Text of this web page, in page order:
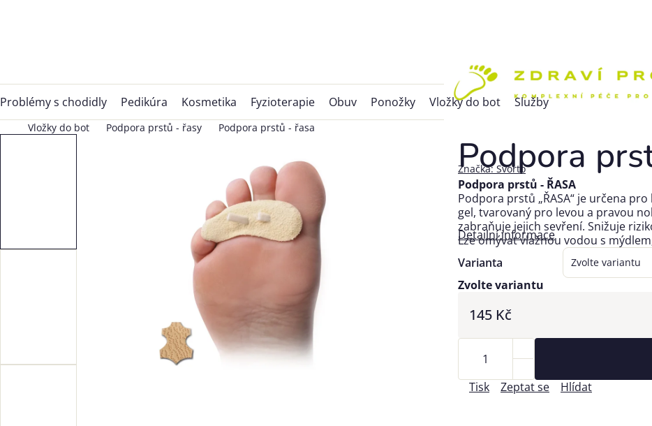
Problémy s chodidly Pedikúra Kosmetika Fyzioterapie Obuv Ponožky Vložky do bot Služby
Vložky do bot Podpora prstů - řasy Podpora prstů - řasa
Podpora
Značka:Svorto
145 Kč
Zvolte variantu
Varianta
Podpora prstů - ŘASA
Podpora prstů „ŘASA“ je určena
gel, tvarovaný pro levou a pravou
zabraňuje jejich sevření. Snižuje
Lze omývat vlažnou vodou s
Detailní informace
Tisk Zeptat se Hlídat